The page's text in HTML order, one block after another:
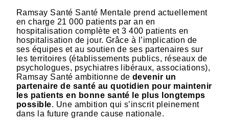
Ramsay Santé Santé Mentale prend actuellement
en charge 21 000 patients par an en
hospitalisation complète et 3 400 patients en
hospitalisation de jour. Grâce à l’implication de
ses équipes et au soutien de ses partenaires sur
les territoires (établissements publics, réseaux de
psychologues, psychiatres libéraux, associations),
Ramsay Santé ambitionne de devenir un
partenaire de santé au quotidien pour maintenir
les patients en bonne santé le plus longtemps
possible. Une ambition qui s’inscrit pleinement
dans la future grande cause nationale.